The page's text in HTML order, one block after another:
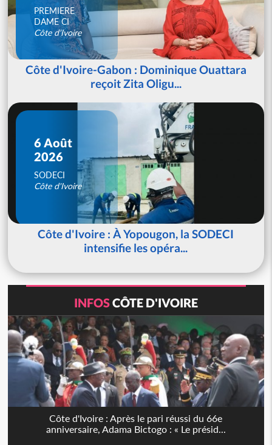
PREMIERE
DAME CI
Côte d'Ivoire
Côte d'Ivoire-Gabon : Dominique Ouattara
reçoit Zita Oligu...
6 Août
2026
SODECI
Côte d'Ivoire
Côte d'Ivoire : À Yopougon, la SODECI
intensifie les opéra...
INFOSCÔTE D'IVOIRE
Côte d'Ivoire : Après le pari réussi du 66e
anniversaire, Adama Bictogo : « Le présid...